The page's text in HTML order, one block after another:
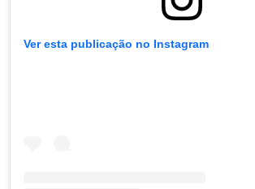
Ver esta publicação no Instagram